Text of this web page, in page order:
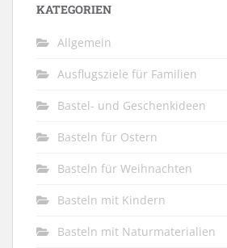
KATEGORIEN
Allgemein
Ausflugsziele für Familien
Bastel- und Geschenkideen
Basteln für Ostern
Basteln für Weihnachten
Basteln mit Kindern
Basteln mit Naturmaterialien